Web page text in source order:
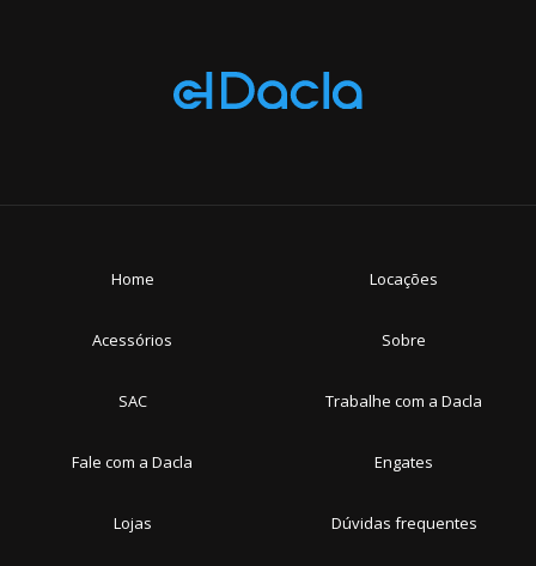
Home Locações
Acessórios Sobre
SAC Trabalhe com a Dacla
Fale com a Dacla Engates
Lojas Dúvidas frequentes
Loja de Santo André, São Paulo
Loja de São Jose dos Pinhas, Paraná